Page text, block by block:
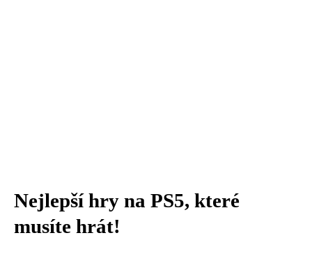
Nejlepší hry na PS5, které
musíte hrát!